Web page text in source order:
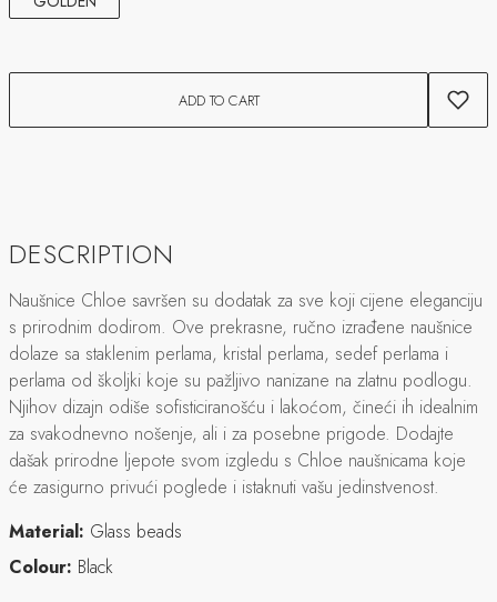
ADD TO CART
DESCRIPTION
Naušnice Chloe savršen su dodatak za sve koji cijene eleganciju
s prirodnim dodirom. Ove prekrasne, ručno izrađene naušnice
dolaze sa staklenim perlama, kristal perlama, sedef perlama i
perlama od školjki koje su pažljivo nanizane na zlatnu podlogu.
Njihov dizajn odiše sofisticiranošću i lakoćom, čineći ih idealnim
za svakodnevno nošenje, ali i za posebne prigode. Dodajte
dašak prirodne ljepote svom izgledu s Chloe naušnicama koje
će zasigurno privući poglede i istaknuti vašu jedinstvenost.
Material: Glass beads
Colour: Black